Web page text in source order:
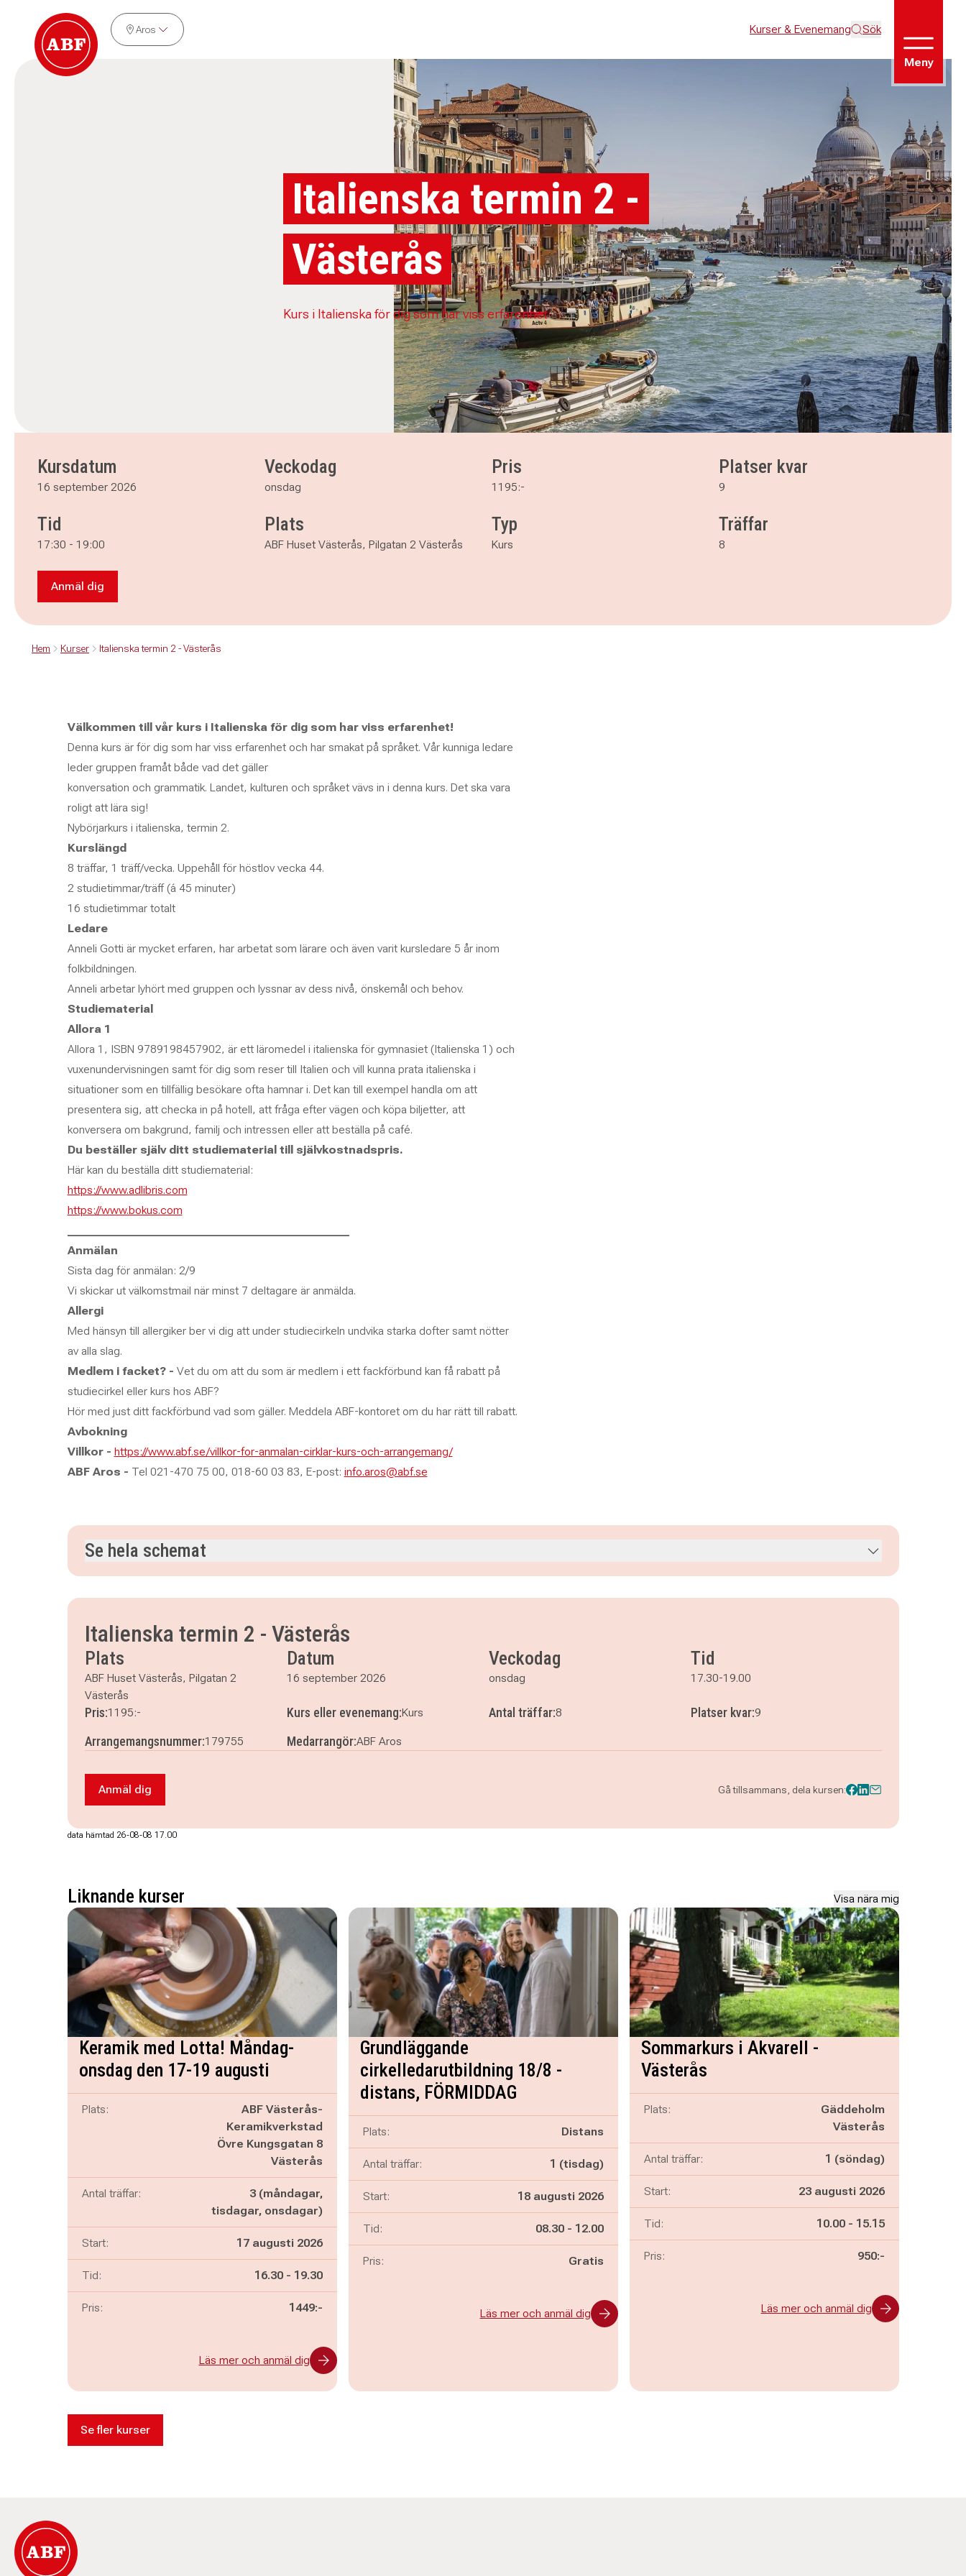
Aros Kurser & Evenemang Sök
Meny
Italienska termin 2 -
Västerås
Kurs i Italienska för dig som har viss erfarenhet
Kursdatum
16 september 2026
Veckodag
onsdag
Tid
17:30 - 19:00
Plats
ABF Huset Västerås, Pilgatan 2 Västerås
Pris
1195:-
Platser kvar
9
Typ
Kurs
Träffar
8
Anmäl dig till Italienska termin 2 - Västerås
Anmäl dig
Hem Kurser Italienska termin 2 - Västerås
Välkommen till vår kurs i Italienska för dig som har viss erfarenhet!
Denna kurs är för dig som har viss erfarenhet och har smakat på språket. Vår kunniga ledare
leder gruppen framåt både vad det gäller
konversation och grammatik. Landet, kulturen och språket vävs in i denna kurs. Det ska vara
roligt att lära sig!
Nybörjarkurs i italienska, termin 2.
Kurslängd
8 träffar, 1 träff/vecka. Uppehåll för höstlov vecka 44.
2 studietimmar/träff (á 45 minuter)
16 studietimmar totalt
Ledare
Anneli Gotti är mycket erfaren, har arbetat som lärare och även varit kursledare 5 år inom
folkbildningen.
Anneli arbetar lyhört med gruppen och lyssnar av dess nivå, önskemål och behov.
Studiematerial
Allora 1
Allora 1, ISBN 9789198457902, är ett läromedel i italienska för gymnasiet (Italienska 1) och
vuxenundervisningen samt för dig som reser till Italien och vill kunna prata italienska i
situationer som en tillfällig besökare ofta hamnar i. Det kan till exempel handla om att
presentera sig, att checka in på hotell, att fråga efter vägen och köpa biljetter, att
konversera om bakgrund, familj och intressen eller att beställa på café.
Du beställer själv ditt studiematerial till självkostnadspris.
Här kan du beställa ditt studiematerial:
https://www.adlibris.com
https://www.bokus.com
Anmälan
Sista dag för anmälan: 2/9
Vi skickar ut välkomstmail när minst 7 deltagare är anmälda.
Allergi
Med hänsyn till allergiker ber vi dig att under studiecirkeln undvika starka dofter samt nötter
av alla slag.
Medlem i facket? - Vet du om att du som är medlem i ett fackförbund kan få rabatt på
studiecirkel eller kurs hos ABF?
Hör med just ditt fackförbund vad som gäller. Meddela ABF-kontoret om du har rätt till rabatt.
Avbokning
Villkor - https://www.abf.se/villkor-for-anmalan-cirklar-kurs-och-arrangemang/
ABF Aros - Tel 021-470 75 00, 018-60 03 83, E-post: info.aros@abf.se
Se hela schemat
onsdag 30 september 2026
onsdag 7 oktober 2026klockan 17.30–19.00
onsdag 14 oktober 2026
klockan 17.30–19.00
onsdag 21 oktober 2026klockan 17.30–19.00
onsdag 28 oktober 2026
onsdag 4 november 2026
klockan 17.30–19.00
Italienska termin 2 - Västerås
Plats
ABF Huset Västerås, Pilgatan 2
Västerås
Datum
16 september 2026
Veckodag
onsdag
Tid
17.30-19.00
Pris:1195:- Kurs eller evenemang:Kurs Antal träffar:8 Platser kvar:9
Arrangemangsnummer:179755 Medarrangör:ABF Aros
Anmäl dig till Italienska termin 2 - Västerås
Anmäl dig Gå tillsammans, dela kursen:
data hämtad 26-08-08 17.00
Liknande kurser Visa nära mig
Keramik med Lotta! Måndag-
onsdag den 17-19 augusti
Plats:
ABF Västerås-
Keramikverkstad
Övre Kungsgatan 8
Västerås
Antal träffar:
3 (måndagar,
tisdagar, onsdagar)
Start: 17 augusti 2026
Tid: Pågår mellan
16.30 - och
19.30
Pris: 1449:-
Läs mer och anmäl dig
Grundläggande
cirkelledarutbildning 18/8 -
distans, FÖRMIDDAG
Plats: Distans
Antal träffar: 1 (tisdag)
Start: 18 augusti 2026
Tid: Pågår mellan
08.30 - och
12.00
Pris: Gratis
Läs mer och anmäl dig
Sommarkurs i Akvarell -
Västerås
Plats:
Gäddeholm
Västerås
Antal träffar: 1 (söndag)
Start: 23 augusti 2026
Tid: Pågår mellan
10.00 - och
15.15
Pris: 950:-
Läs mer och anmäl dig
Se fler kurser